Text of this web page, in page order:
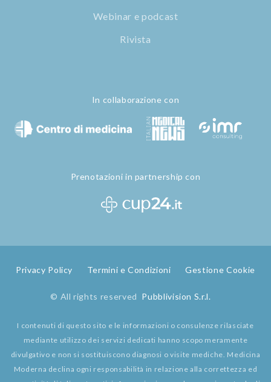
Webinar e podcast
Rivista
In collaborazione con
Prenotazioni in partnership con
Privacy Policy Termini e Condizioni Gestione Cookie
© All rights reserved Pubblivision S.r.l.
I contenuti di questo sito e le informazioni o consulenze rilasciate
mediante utilizzo dei servizi dedicati hanno scopo meramente
divulgativo e non si sostituiscono diagnosi o visite mediche. Medicina
Moderna declina ogni responsabilità in relazione alla correttezza ed